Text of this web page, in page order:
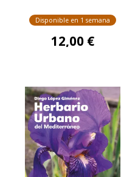
Disponible en 1 semana
12,00 €